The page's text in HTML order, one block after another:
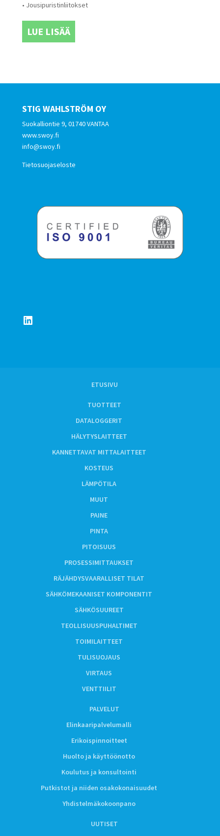
• Jousipuristinliitokset
LUE LISÄÄ
STIG WAHLSTRÖM OY
Suokalliontie 9, 01740 VANTAA
www.swoy.fi
info@swoy.fi
Tietosuojaseloste
LinkedIn
ETUSIVU
TUOTTEET
DATALOGGERIT
HÄLYTYSLAITTEET
KANNETTAVAT MITTALAITTEET
KOSTEUS
LÄMPÖTILA
MUUT
PAINE
PINTA
PITOISUUS
PROSESSIMITTAUKSET
RÄJÄHDYSVAARALLISET TILAT
SÄHKÖMEKAANISET KOMPONENTIT
SÄHKÖSUUREET
TEOLLISUUSPUHALTIMET
TOIMILAITTEET
TULISUOJAUS
VIRTAUS
VENTTIILIT
PALVELUT
Elinkaaripalvelumalli
Erikoispinnoitteet
Huolto ja käyttöönotto
Koulutus ja konsultointi
Putkistot ja niiden osakokonaisuudet
Yhdistelmäkokoonpano
UUTISET